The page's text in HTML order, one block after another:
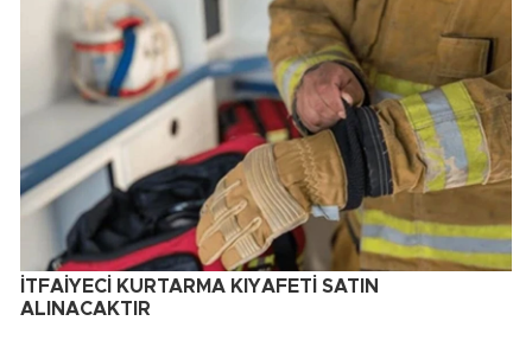
İTFAİYECİ KURTARMA KIYAFETİ SATIN
ALINACAKTIR